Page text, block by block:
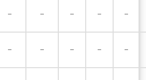
– – – – –
– – – – –